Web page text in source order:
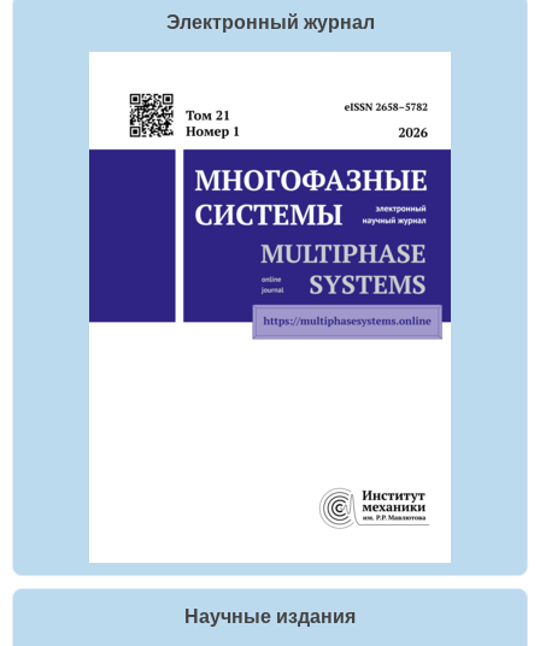
Электронный журнал
Научные издания